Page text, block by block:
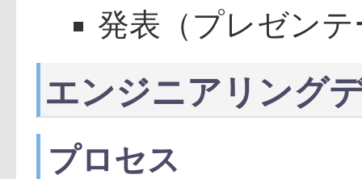
発表（プレゼン
エンジニアリング
プロセス